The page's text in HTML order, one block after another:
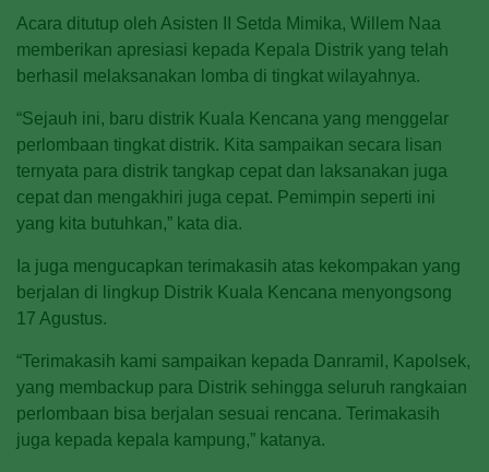
Acara ditutup oleh Asisten II Setda Mimika, Willem Naa
memberikan apresiasi kepada Kepala Distrik yang telah
berhasil melaksanakan lomba di tingkat wilayahnya.
“Sejauh ini, baru distrik Kuala Kencana yang menggelar
perlombaan tingkat distrik. Kita sampaikan secara lisan
ternyata para distrik tangkap cepat dan laksanakan juga
cepat dan mengakhiri juga cepat. Pemimpin seperti ini
yang kita butuhkan,” kata dia.
Ia juga mengucapkan terimakasih atas kekompakan yang
berjalan di lingkup Distrik Kuala Kencana menyongsong
17 Agustus.
“Terimakasih kami sampaikan kepada Danramil, Kapolsek,
yang membackup para Distrik sehingga seluruh rangkaian
perlombaan bisa berjalan sesuai rencana. Terimakasih
juga kepada kepala kampung,” katanya.